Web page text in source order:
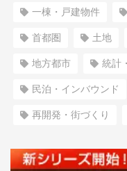
一棟・戸建物件
首都圏 土地
地方都市 統計
民泊・インバウンド
再開発・街づくり